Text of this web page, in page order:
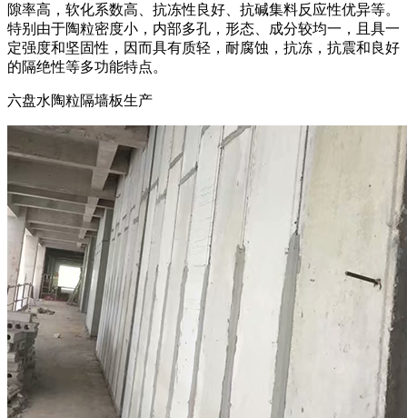
隙率高，软化系数高、抗冻性良好、抗碱集料反应性优异等。
特别由于陶粒密度小，内部多孔，形态、成分较均一，且具一
定强度和坚固性，因而具有质轻，耐腐蚀，抗冻，抗震和良好
的隔绝性等多功能特点。
六盘水陶粒隔墙板生产